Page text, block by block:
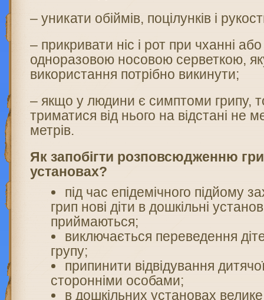
– уникати обіймів, поцілунків і
– прикривати ніс і рот при чханні
одноразовою носовою серветкою,
використання потрібно викинути;
– якщо у людини є симптоми грипу,
триматися від нього на відстані не
метрів.
Як запобігти розповсюдженню
установах?
під час епідемічного підйому
грип нові діти в дошкільні
приймаються;
виключається переведення
групу;
припинити відвідування
сторонніми особами;
в дошкільних установах